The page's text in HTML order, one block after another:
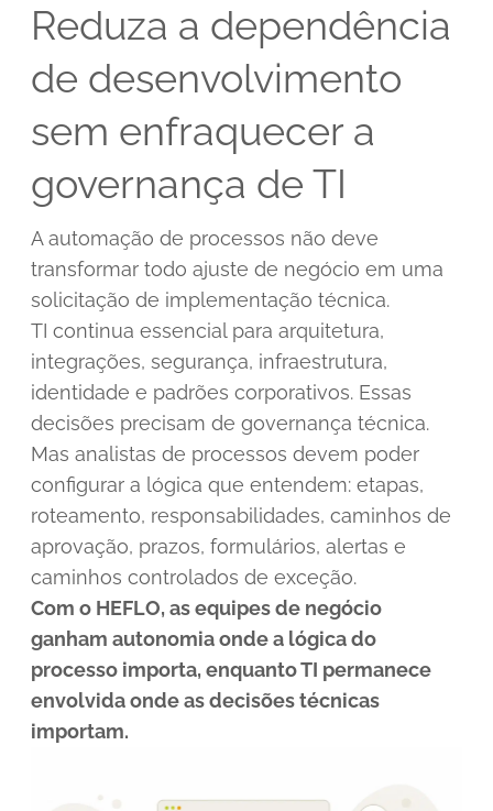
Reduza a dependência
de desenvolvimento
sem enfraquecer a
governança de TI
A automação de processos não deve
transformar todo ajuste de negócio em uma
solicitação de implementação técnica.
TI continua essencial para arquitetura,
integrações, segurança, infraestrutura,
identidade e padrões corporativos. Essas
decisões precisam de governança técnica.
Mas analistas de processos devem poder
configurar a lógica que entendem: etapas,
roteamento, responsabilidades, caminhos de
aprovação, prazos, formulários, alertas e
caminhos controlados de exceção.
Com o HEFLO, as equipes de negócio
ganham autonomia onde a lógica do
processo importa, enquanto TI permanece
envolvida onde as decisões técnicas
importam.